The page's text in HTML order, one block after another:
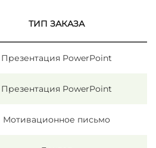
ТИП ЗАКАЗА
Презентация PowerPoint
Презентация PowerPoint
Мотивационное письмо